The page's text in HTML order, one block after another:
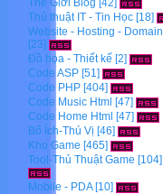
Thế Giới Blog [42]
Thủ thuật IT - Tin Học [18]
Website - Hosting - Domain
[23]
Đồ họa - Thiết kế [2]
Code ASP [51]
Code PHP [404]
Code Music Html [47]
Code Home Html [47]
Bổ Ích-Thú Vị [46]
Kho Game [465]
Tool-Thủ Thuật Game [104]
Mobile - PDA[10]